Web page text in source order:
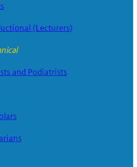
(Lecturers)
and Podiatrists